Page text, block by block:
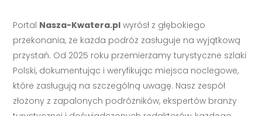
Portal Nasza-Kwatera.pl wyrósł z głębokiego
przekonania, że każda podróż zasługuje na wyjątkową
przystań. Od 2025 roku przemierzamy turystyczne szlaki
Polski, dokumentując i weryfikując miejsca noclegowe,
które zasługują na szczególną uwagę. Nasz zespół
złożony z zapalonych podróżników, ekspertów branży